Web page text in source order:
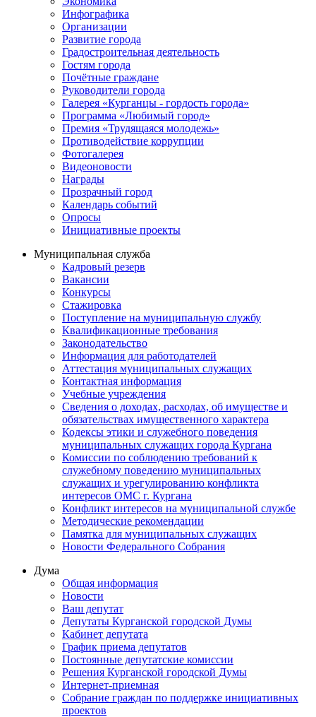
Инфографика
Организации
Развитие города
Градостроительная деятельность
Гостям города
Почётные граждане
Руководители города
Галерея «Курганцы - гордость города»
Программа «Любимый город»
Премия «Трудящаяся молодежь»
Противодействие коррупции
Фотогалерея
Видеоновости
Награды
Прозрачный город
Календарь событий
Опросы
Инициативные проекты
Муниципальная служба
Кадровый резерв
Вакансии
Конкурсы
Стажировка
Поступление на муниципальную службу
Квалификационные требования
Законодательство
Информация для работодателей
Аттестация муниципальных служащих
Контактная информация
Учебные учреждения
Сведения о доходах, расходах, об имуществе и
обязательствах имущественного характера
Кодексы этики и служебного поведения
муниципальных служащих города Кургана
Комиссии по соблюдению требований к
служебному поведению муниципальных
служащих и урегулированию конфликта
интересов ОМС г. Кургана
Конфликт интересов на муниципальной службе
Методические рекомендации
Памятка для муниципальных служащих
Новости Федерального Cобрания
Дума
Общая информация
Новости
Ваш депутат
Депутаты Курганской городской Думы
Кабинет депутата
График приема депутатов
Постоянные депутатские комиссии
Решения Курганской городской Думы
Интернет-приемная
Собрание граждан по поддержке инициативных
проектов